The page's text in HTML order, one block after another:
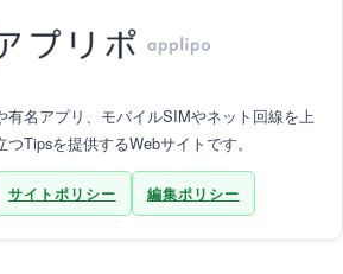
有名アプリ、モバイルSIMやネット回線を上
Tipsを提供するWebサイトです。
サイトポリシー 編集ポリシー